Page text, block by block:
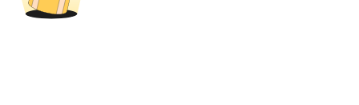
USDT Flexible Staking | Daily Rewards